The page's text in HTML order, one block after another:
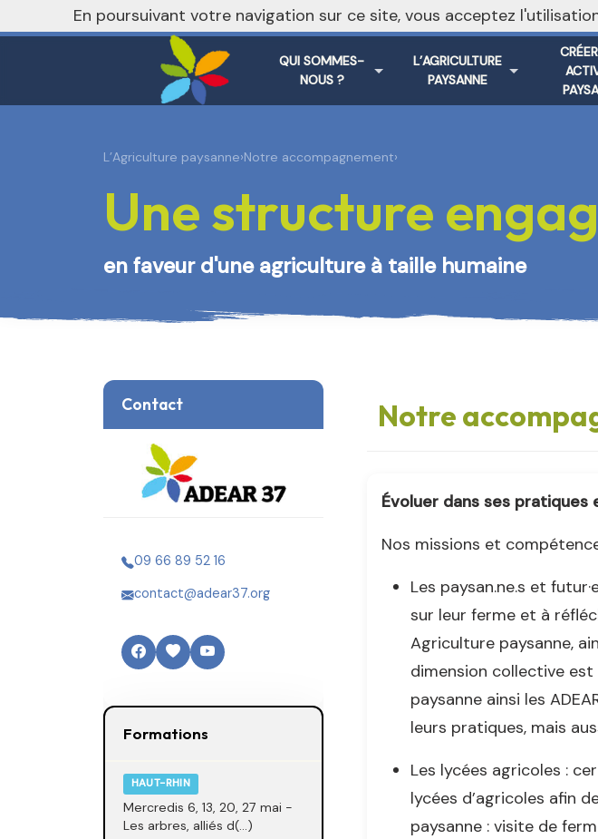
QUI SOMMES-
NOUS ?
L’AGRICULTURE
PAYSANNE
nivo_2026: 1
L’Agriculture paysanne›Notre accompagnement›
Une structure
en faveur d'une agriculture à taille humaine
Contact
09 66 89 52 16
contact@adear37.org
Formations
HAUT-RHIN
Mercredis 6, 13, 20, 27 mai -
Les arbres, alliés d(...)
Notre
Évoluer dans ses
Nos missions et
Les paysan.ne.s et
sur leur ferme et à
Agriculture paysanne,
dimension collective est
paysanne ainsi les
leurs pratiques, mais
Les lycées agricoles :
lycées d’agricoles afin
paysanne : visite de
En poursuivant votre navigation sur ce site, vous acceptez